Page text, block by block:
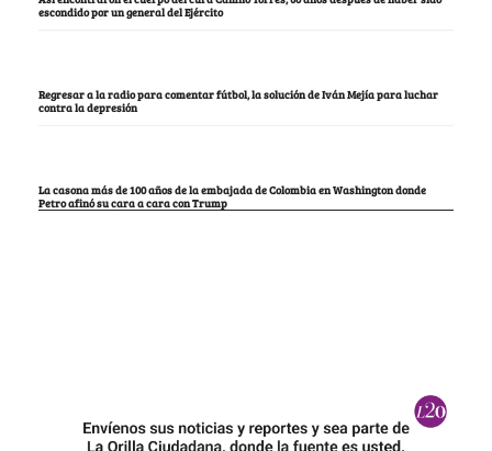
escondido por un general del Ejército
Regresar a la radio para comentar fútbol, la solución de Iván Mejía para luchar
contra la depresión
La casona más de 100 años de la embajada de Colombia en Washington donde
Petro afinó su cara a cara con Trump